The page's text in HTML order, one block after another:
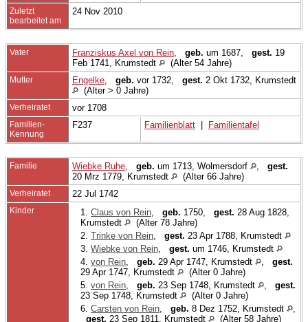
Zuletzt
bearbeitet am
24 Nov 2010
Vater Franziskus Axel von Rein geb. um 1687, gest. 19
Feb 1741, Krumstedt
(Alter 54 Jahre)
Mutter Engelke geb. vor 1732, gest. 2 Okt 1732, Krumstedt
(Alter > 0 Jahre)
Verheiratet vor 1708
Familien-
Kennung
F237 Familienblatt Familientafel
Familie Wiebke Ruhe geb. um 1713, Wolmersdorf
gest.
20 Mrz 1779, Krumstedt
(Alter 66 Jahre)
Verheiratet 22 Jul 1742
Kinder 1. Claus von Rein geb. 1750, gest. 28 Aug 1828,
Krumstedt
(Alter 78 Jahre)
2. Trinke von Rein gest. 23 Apr 1788, Krumstedt
3. Wiebke von Rein gest. um 1746, Krumstedt
4. von Rein geb. 29 Apr 1747, Krumstedt
gest.
29 Apr 1747, Krumstedt
(Alter 0 Jahre)
5. von Rein geb. 23 Sep 1748, Krumstedt
gest.
23 Sep 1748, Krumstedt
(Alter 0 Jahre)
6. Carsten von Rein geb. 8 Dez 1752, Krumstedt
gest. 23 Sep 1811, Krumstedt (Alter 58 Jahre)